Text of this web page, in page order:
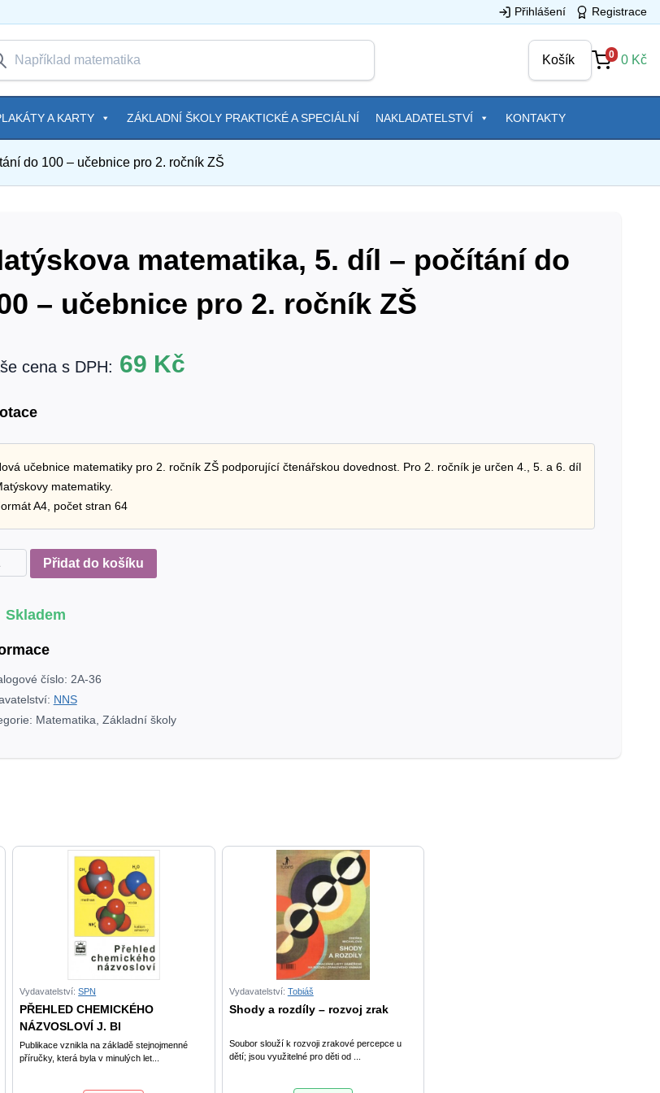
Přihlášení Registrace
Košík 0 0 Kč
A KARTY ZÁKLADNÍ ŠKOLY PRAKTICKÉ A SPECIÁLNÍ NAKLADATELSTVÍ KONTAKTY
do 100 – učebnice pro 2. ročník ZŠ
matematika, 5. díl – počítání do
– učebnice pro 2. ročník ZŠ
cena s DPH: 69 Kč
učebnice matematiky pro 2. ročník ZŠ podporující čtenářskou dovednost. Pro 2. ročník je určen 4., 5. a 6. díl
matematiky.
A4, počet stran 64
Přidat do košíku
Skladem
číslo: 2A-36
NNS
Matematika Základní školy
Vydavatelství:SPN
PŘEHLED CHEMICKÉHO
NÁZVOSLOVÍ J. Bl
Publikace vznikla na základě stejnojmenné
příručky, která byla v minulých let...
Vydavatelství: Tobiáš
Shody a rozdíly – rozvoj zrak
Soubor slouží k rozvoji zrakové percepce u
dětí; jsou využitelné pro děti od ...